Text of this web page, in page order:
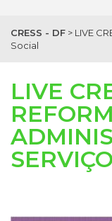
CRESS - DF > LIVE
Social
LIVE